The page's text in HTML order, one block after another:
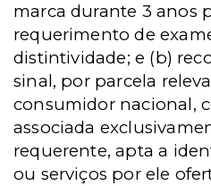
marca durante 3 anos
requerimento de
distintividade; e (b)
sinal, por parcela
consumidor nacional,
associada
requerente, apta a
ou serviços por ele